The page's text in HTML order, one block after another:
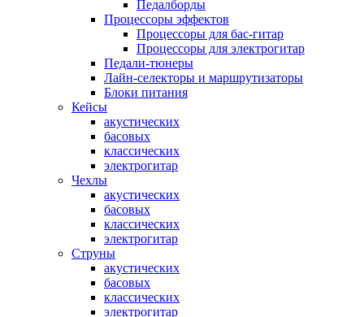
Педалборды
Процессоры эффектов
Процессоры для бас-гитар
Процессоры для электрогитар
Педали-тюнеры
Лайн-селекторы и маршрутизаторы
Блоки питания
Кейсы
акустических
басовых
классических
электрогитар
Чехлы
акустических
басовых
классических
электрогитар
Струны
акустических
басовых
классических
электрогитар